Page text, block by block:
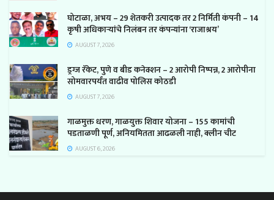
घोटाळा, अभय – 29 शेतकरी उत्पादक तर 2 निर्मिती कंपनी – 14
कृषी अधिकाऱ्यांचे निलंबन तर कंपन्यांना ‘राजाश्रय’
AUGUST 7, 2026
ड्रग्ज रॅकेट, पुणे व बीड कनेक्शन – 2 आरोपी निष्पन्न, 2 आरोपीना
सोमवारपर्यंत वाढीव पोलिस कोठडी
AUGUST 7, 2026
गाळमुक्त धरण, गाळयुक्त शिवार योजना – 155 कामांची
पडताळणी पूर्ण, अनियमितता आढळली नाही, क्लीन चीट
AUGUST 6, 2026